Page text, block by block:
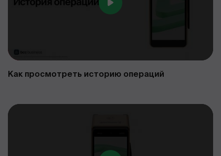
Как просмотреть историю операций